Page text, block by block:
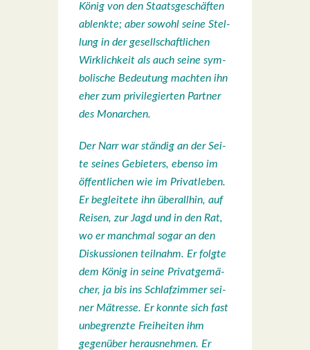
König von den Staats­ge­schäf­ten
ablenk­te; aber sowohl sei­ne Stel­
lung in der gesell­schaft­li­chen
Wirk­lich­keit als auch sei­ne sym­
bo­li­sche Bedeu­tung mach­ten ihn
eher zum pri­vi­le­gier­ten Part­ner
des Mon­ar­chen.
Der Narr war stän­dig an der Sei­
te sei­nes Gebie­ters, eben­so im
öffent­li­chen wie im Pri­vat­le­ben.
Er beglei­te­te ihn über­all­hin, auf
Rei­sen, zur Jagd und in den Rat,
wo er manch­mal sogar an den
Dis­kus­sio­nen teil­nahm. Er folg­te
dem König in sei­ne Pri­vat­ge­mä­
cher, ja bis ins Schlaf­zim­mer sei­
ner Mätres­se. Er konn­te sich fast
unbe­grenz­te Frei­hei­ten ihm
gegen­über her­aus­neh­men. Er